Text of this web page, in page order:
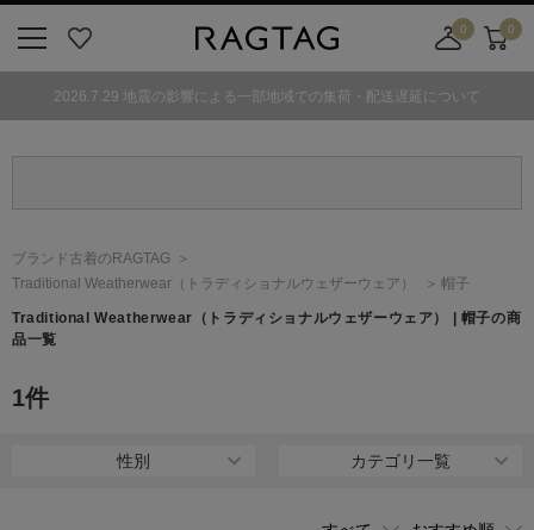
気
0
舗
カ
0
2026.7.29 地震の影響による一部地域での集荷・配送遅延について
ブランド古着のRAGTAG
Traditional Weatherwear （トラディショナルウェザーウェア） 帽子
Traditional Weatherwear （トラディショナルウェザーウェア）
| 帽子の商
品一覧
1件
性別 カテゴリ一覧